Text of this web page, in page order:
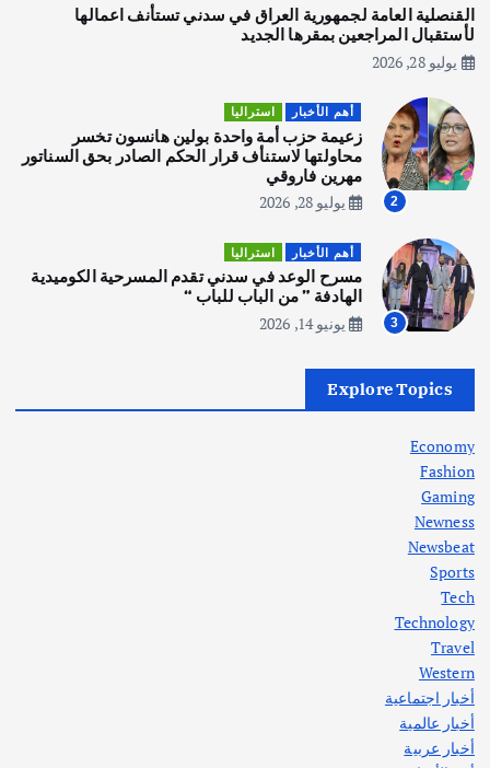
3
يوليو 30, 2026
4
المقبل
يوليو 28, 2026
أهم الأخبار ثقافة وفنون
انطلاق ورشة التمثيل في مدينة كلباء الاماراتية
أغسطس 5, 2026
في جذور المشكلة وحلولها المستدامة
أهم الأخبار
اختتام ورشة السينوغرافيا في مدينة كلباء الاماراتية
أغسطس 3, 2026
القنصلية العامة لجمهورية العراق في سدني تستأنف اعمالها
لأستقبال المراجعين بمقرها الجديد
يوليو 28, 2026
2
أهم الأخبار استراليا
زعيمة حزب أمة واحدة بولين هانسون تخسر
محاولتها لاستنأف قرار الحكم الصادر بحق السناتور
مهرين فاروقي
يوليو 28, 2026
3
أهم الأخبار استراليا
مسرح الوعد في سدني تقدم المسرحية الكوميدية
الهادفة ” من الباب للباب “
يونيو 14, 2026
Explore Topics
Economy
Fashion
Gaming
Newness
Newsbeat
Sports
Tech
Technology
Travel
Western
أخبار اجتماعية
أخبار عالمية
أخبار عربية